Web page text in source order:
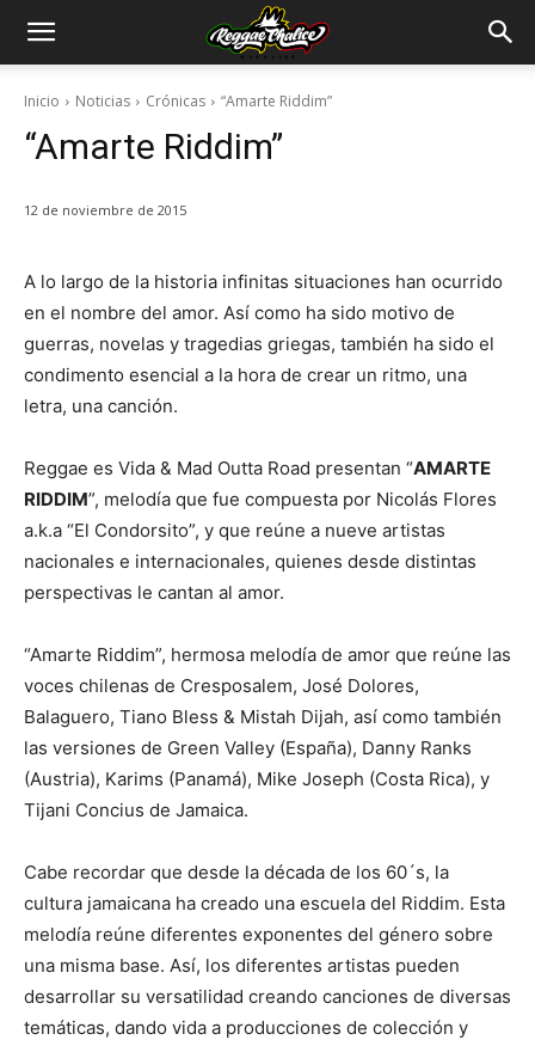
Inicio Noticias Crónicas “Amarte Riddim”
“Amarte Riddim”
12 de noviembre de 2015
A lo largo de la historia infinitas situaciones han ocurrido
en el nombre del amor. Así como ha sido motivo de
guerras, novelas y tragedias griegas, también ha sido el
condimento esencial a la hora de crear un ritmo, una
letra, una canción.
Reggae es Vida & Mad Outta Road presentan “AMARTE
RIDDIM”, melodía que fue compuesta por Nicolás Flores
a.k.a “El Condorsito”, y que reúne a nueve artistas
nacionales e internacionales, quienes desde distintas
perspectivas le cantan al amor.
“Amarte Riddim”, hermosa melodía de amor que reúne las
voces chilenas de Cresposalem, José Dolores,
Balaguero, Tiano Bless & Mistah Dijah, así como también
las versiones de Green Valley (España), Danny Ranks
(Austria), Karims (Panamá), Mike Joseph (Costa Rica), y
Tijani Concius de Jamaica.
Cabe recordar que desde la década de los 60´s, la
cultura jamaicana ha creado una escuela del Riddim. Esta
melodía reúne diferentes exponentes del género sobre
una misma base. Así, los diferentes artistas pueden
desarrollar su versatilidad creando canciones de diversas
temáticas, dando vida a producciones de colección y